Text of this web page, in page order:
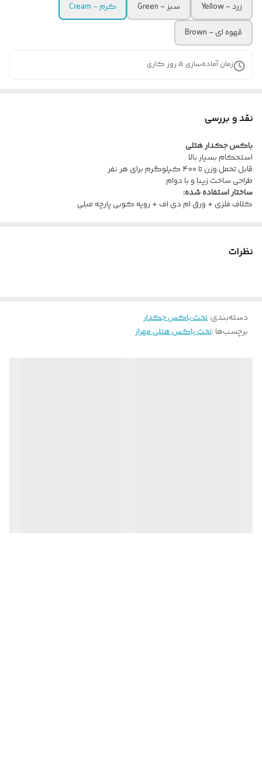
زرد - Yellow
سبز - Green
کرم - Cream
قهوه ای - Brown
زمان آماده‌سازی 5 روز کاری
نقد و بررسی
باکس جکدار هتلی
استحکام بسیار بالا
قابل تحمل وزن تا ۴۰۰ کیلوگرم برای هر نفر
طراحی ساخت زیبا و با دوام
ساختار استفاده شده:
کلاف فلزی + ورق ام دی اف + رویه کوبی پارچه مبلی
نظرات
دسته‌بندی:تخت باکس جکدار
برچسب‌ها :تخت باکس هتلی مهراز